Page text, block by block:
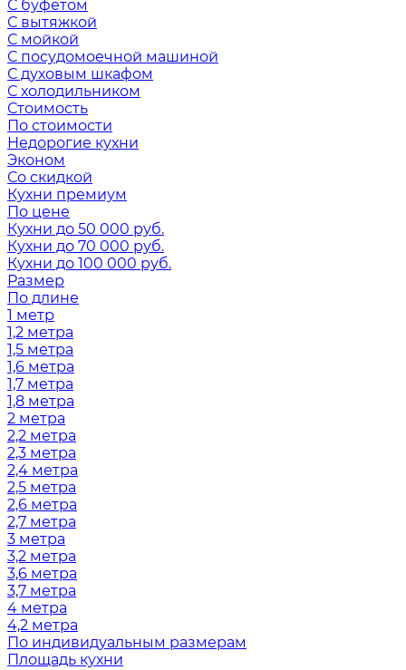
С буфетом
С вытяжкой
С мойкой
С посудомоечной машиной
С духовым шкафом
С холодильником
Стоимость
По стоимости
Недорогие кухни
Эконом
Со скидкой
Кухни премиум
По цене
Кухни до 50 000 руб.
Кухни до 70 000 руб.
Кухни до 100 000 руб.
Размер
По длине
1 метр
1,2 метра
1,5 метра
1,6 метра
1,7 метра
1,8 метра
2 метра
2,2 метра
2,3 метра
2,4 метра
2,5 метра
2,6 метра
2,7 метра
3 метра
3,2 метра
3,6 метра
3,7 метра
4 метра
4,2 метра
По индивидуальным размерам
Площадь кухни